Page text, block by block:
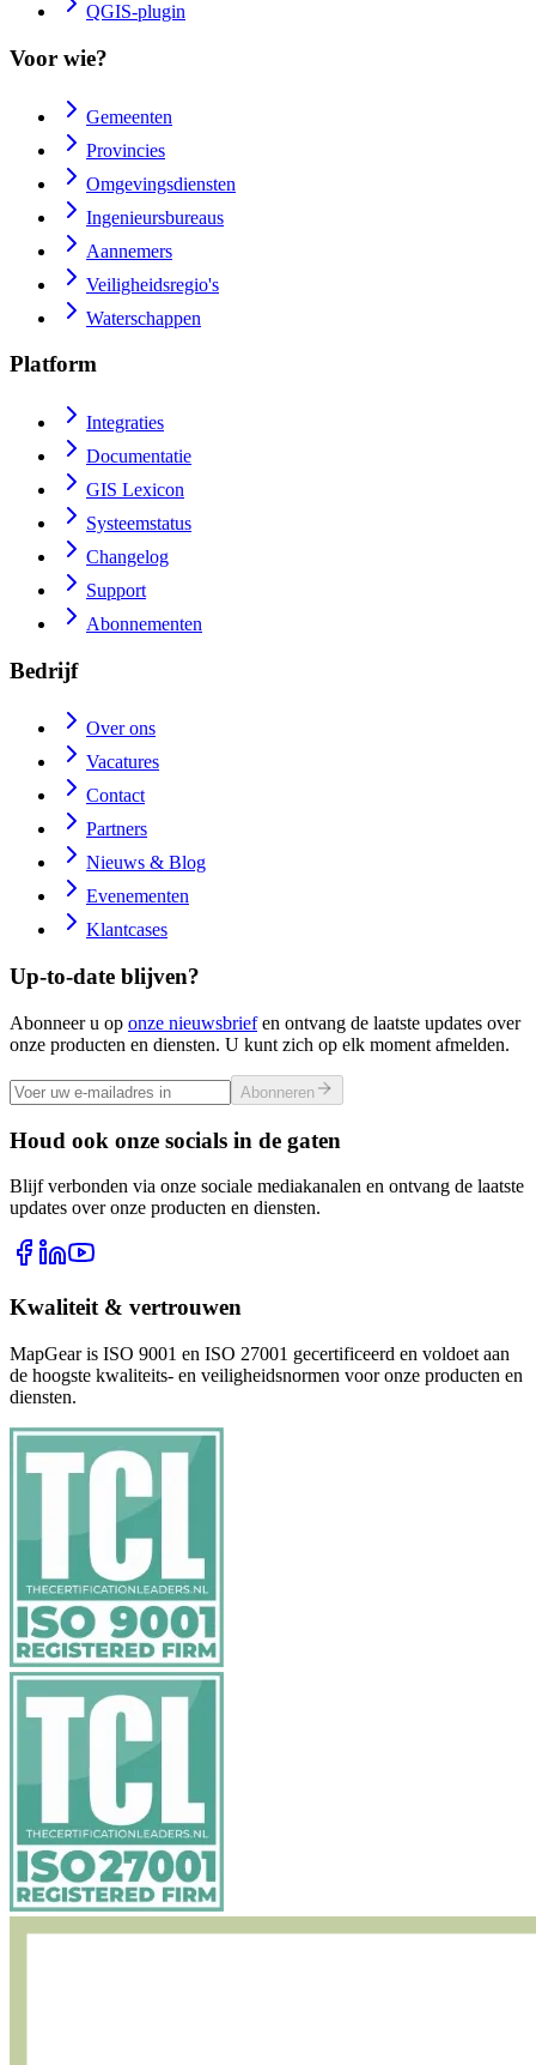
QGIS-plugin
Voor wie?
Gemeenten
Provincies
Omgevingsdiensten
Ingenieursbureaus
Aannemers
Veiligheidsregio's
Waterschappen
Platform
Integraties
Documentatie
GIS Lexicon
Systeemstatus
Changelog
Support
Abonnementen
Bedrijf
Over ons
Vacatures
Contact
Partners
Nieuws & Blog
Evenementen
Klantcases
Up-to-date blijven?
Abonneer u op onze nieuwsbriefen ontvang de laatste updates over
onze producten en diensten. U kunt zich op elk moment afmelden.
Abonneren
Houd ook onze socials in de gaten
Blijf verbonden via onze sociale mediakanalen en ontvang de laatste
updates over onze producten en diensten.
Kwaliteit & vertrouwen
MapGear is ISO 9001 en ISO 27001 gecertificeerd en voldoet aan
de hoogste kwaliteits- en veiligheidsnormen voor onze producten en
diensten.